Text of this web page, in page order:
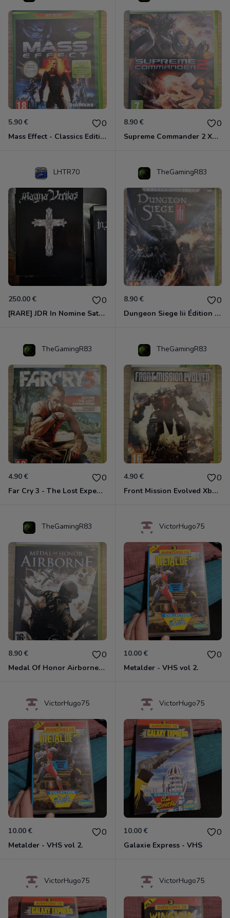
5.90 € 0
Mass Effect - Classics Edition Xbox 360
8.90 € 0
Supreme Commander 2 Xbox 360
LHTR70
250.00 € 0
[RARE] JDR In Nomine Satanis / Magna Veritas – 1ère Édition BOÎTE (DOS BLANC, 1989) - CROC / Siroz
TheGamingR83
8.90 € 0
Dungeon Siege Iii Édition Limitée - Vf Intégrale Xbox 360
TheGamingR83
4.90 € 0
Far Cry 3 - The Lost Expeditions - Edition Spéciale Xbox 360
TheGamingR83
4.90 € 0
Front Mission Evolved Xbox 360
TheGamingR83
8.90 € 0
Medal Of Honor Airborne Xbox 360
VictorHugo75
10.00 € 0
Metalder - VHS vol 2.
VictorHugo75
10.00 € 0
Metalder - VHS vol 2.
VictorHugo75
10.00 € 0
Galaxie Express - VHS
VictorHugo75 VictorHugo75